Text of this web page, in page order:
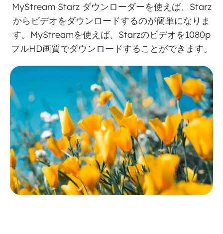
MyStream Starz ダウンローダーを使えば、Starz
からビデオをダウンロードするのが簡単になりま
す。MyStreamを使えば、Starzのビデオを1080p
フルHD画質でダウンロードすることができます。